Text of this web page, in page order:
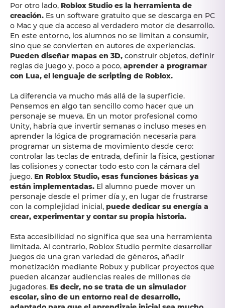
Por otro lado, Roblox Studio es la herramienta de
creación. Es un software gratuito que se descarga en PC
o Mac y que da acceso al verdadero motor de desarrollo.
En este entorno, los alumnos no se limitan a consumir,
sino que se convierten en autores de experiencias.
Pueden diseñar mapas en 3D, construir objetos, definir
reglas de juego y, poco a poco, aprender a programar
con Lua, el lenguaje de scripting de Roblox.
La diferencia va mucho más allá de la superficie.
Pensemos en algo tan sencillo como hacer que un
personaje se mueva. En un motor profesional como
Unity, habría que invertir semanas o incluso meses en
aprender la lógica de programación necesaria para
programar un sistema de movimiento desde cero:
controlar las teclas de entrada, definir la física, gestionar
las colisiones y conectar todo esto con la cámara del
juego. En Roblox Studio, esas funciones básicas ya
están implementadas. El alumno puede mover un
personaje desde el primer día y, en lugar de frustrarse
con la complejidad inicial, puede dedicar su energía a
crear, experimentar y contar su propia historia.
Esta accesibilidad no significa que sea una herramienta
limitada. Al contrario, Roblox Studio permite desarrollar
juegos de una gran variedad de géneros, añadir
monetización mediante Robux y publicar proyectos que
pueden alcanzar audiencias reales de millones de
jugadores. Es decir, no se trata de un simulador
escolar, sino de un entorno real de desarrollo,